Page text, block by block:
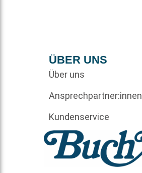
ÜBER UNS
Über uns
Ansprechpartner:innen
Kundenservice